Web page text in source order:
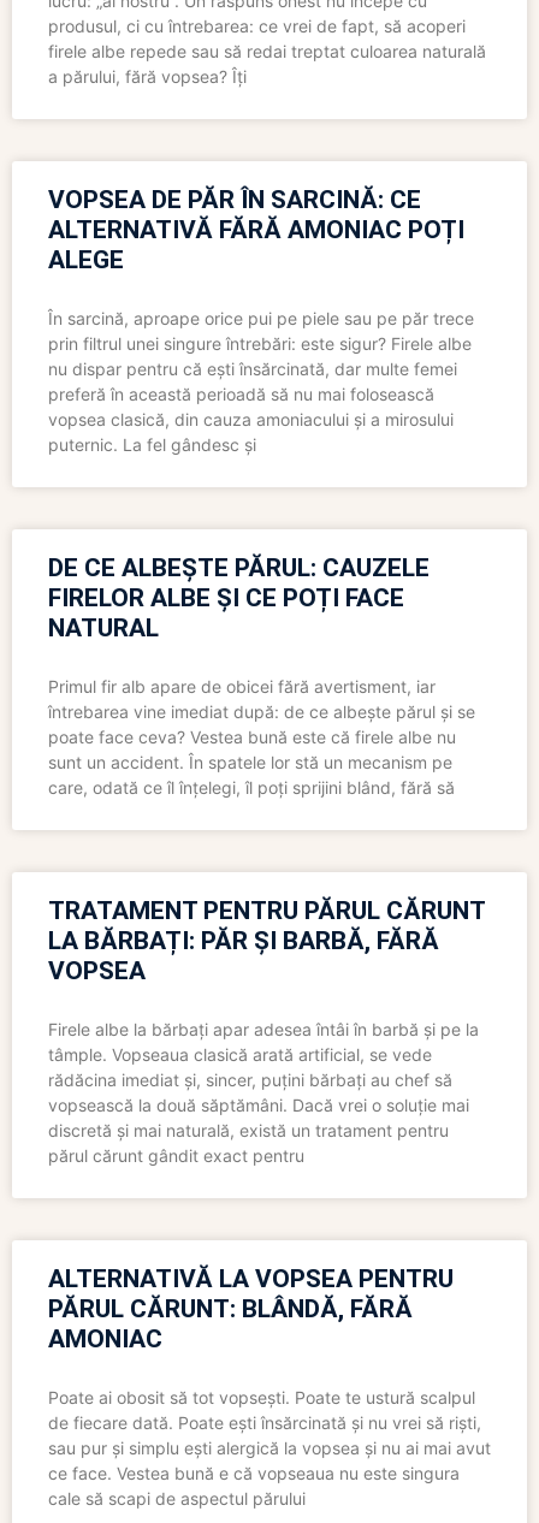
produsul, ci cu întrebarea: ce vrei de fapt, să acoperi
firele albe repede sau să redai treptat culoarea naturală
a părului, fără vopsea? Îți
VOPSEA DE PĂR ÎN SARCINĂ: CE
ALTERNATIVĂ FĂRĂ AMONIAC POȚI
ALEGE
În sarcină, aproape orice pui pe piele sau pe păr trece
prin filtrul unei singure întrebări: este sigur? Firele albe
nu dispar pentru că ești însărcinată, dar multe femei
preferă în această perioadă să nu mai folosească
vopsea clasică, din cauza amoniacului și a mirosului
puternic. La fel gândesc și
DE CE ALBEȘTE PĂRUL: CAUZELE
FIRELOR ALBE ȘI CE POȚI FACE
NATURAL
Primul fir alb apare de obicei fără avertisment, iar
întrebarea vine imediat după: de ce albește părul și se
poate face ceva? Vestea bună este că firele albe nu
sunt un accident. În spatele lor stă un mecanism pe
care, odată ce îl înțelegi, îl poți sprijini blând, fără să
TRATAMENT PENTRU PĂRUL CĂRUNT
LA BĂRBAȚI: PĂR ȘI BARBĂ, FĂRĂ
VOPSEA
Firele albe la bărbați apar adesea întâi în barbă și pe la
tâmple. Vopseaua clasică arată artificial, se vede
rădăcina imediat și, sincer, puțini bărbați au chef să
vopsească la două săptămâni. Dacă vrei o soluție mai
discretă și mai naturală, există un tratament pentru
părul cărunt gândit exact pentru
ALTERNATIVĂ LA VOPSEA PENTRU
PĂRUL CĂRUNT: BLÂNDĂ, FĂRĂ
AMONIAC
Poate ai obosit să tot vopsești. Poate te ustură scalpul
de fiecare dată. Poate ești însărcinată și nu vrei să riști,
sau pur și simplu ești alergică la vopsea și nu ai mai avut
ce face. Vestea bună e că vopseaua nu este singura
cale să scapi de aspectul părului